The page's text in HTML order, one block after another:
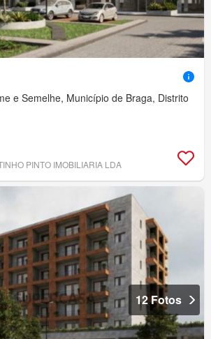
e Semelhe, Município de Braga, Distrito
PINTO IMOBILIARIA LDA
12 Fotos